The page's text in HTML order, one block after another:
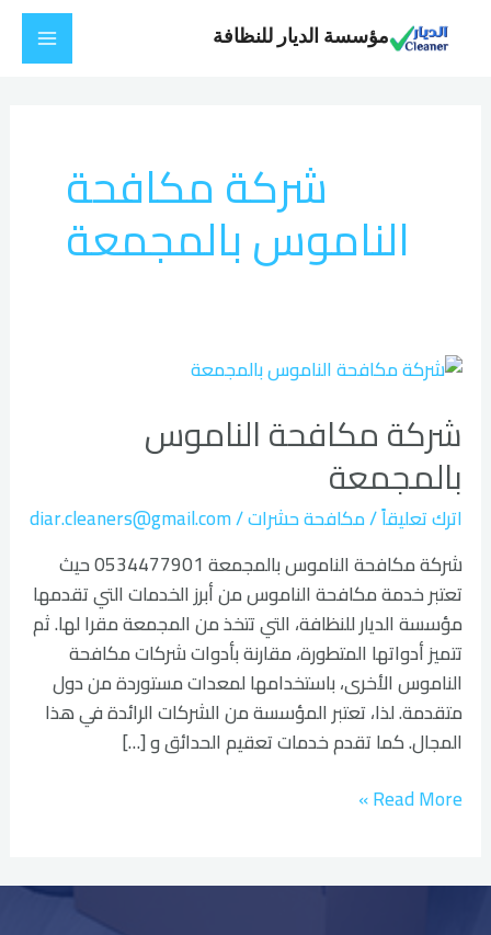
مؤسسة الديار للنظافة
Main
شركة مكافحة
الناموس بالمجمعة
شركة مكافحة الناموس
بالمجمعة
اترك تعليقاً/مكافحة حشرات/
diar.cleaners@gmail.com
شركة مكافحة الناموس بالمجمعة 0534477901 حيث
تعتبر خدمة مكافحة الناموس من أبرز الخدمات التي تقدمها
مؤسسة الديار للنظافة، التي تتخذ من المجمعة مقرا لها. ثم
تتميز أدواتها المتطورة، مقارنة بأدوات شركات مكافحة
الناموس الأخرى، باستخدامها لمعدات مستوردة من دول
متقدمة. لذا، تعتبر المؤسسة من الشركات الرائدة في هذا
المجال. كما تقدم خدمات تعقيم الحدائق و […]
شركة
الناموس
بالمجمعة
Read More »